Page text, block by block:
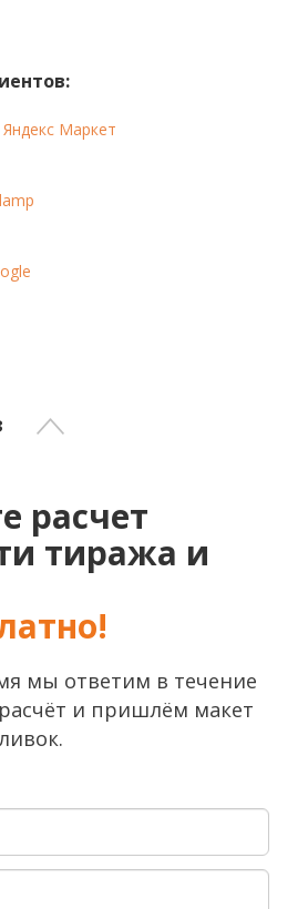
Маркет
расчет
тиража и
мы ответим в течение
и пришлём макет